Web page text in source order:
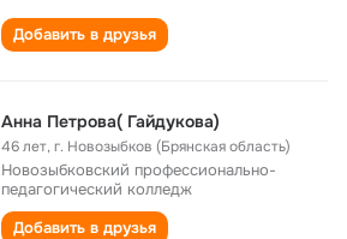
Добавить в друзья
Анна Петрова( Гайдукова)
46 лет,г. Новозыбков (Брянская область)
Новозыбковский профессионально-
педагогический колледж
Добавить в друзья